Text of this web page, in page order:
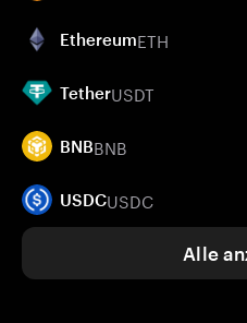
EthereumETH
TetherUSDT
BNBBNB
USDCUSDC
Alle